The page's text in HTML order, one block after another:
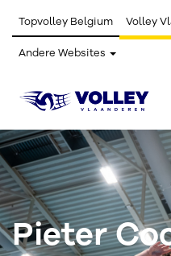
Topvolley Belgium Volley
Andere Websites
Pieter